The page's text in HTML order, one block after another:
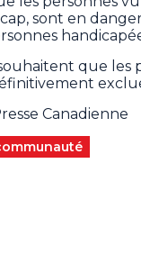
sont en
que
Canadienne